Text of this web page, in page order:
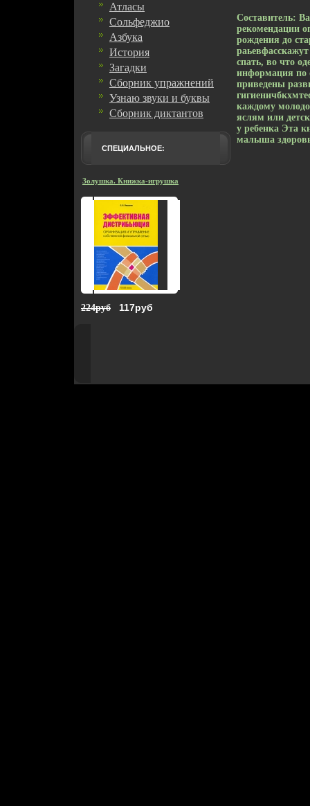
Атласы
Сольфеджио
Азбука
История
Загадки
Сборник упражнений
Узнаю звуки и буквы
Сборник диктантов
СПЕЦИАЛЬНОЕ:
Золушка. Книжка-игрушка
224руб 117руб
Составитель:
рекомендации
рождения до
спать, во что
информация по
приведены
каждому
яслям или
у ребенка Эта
малыша